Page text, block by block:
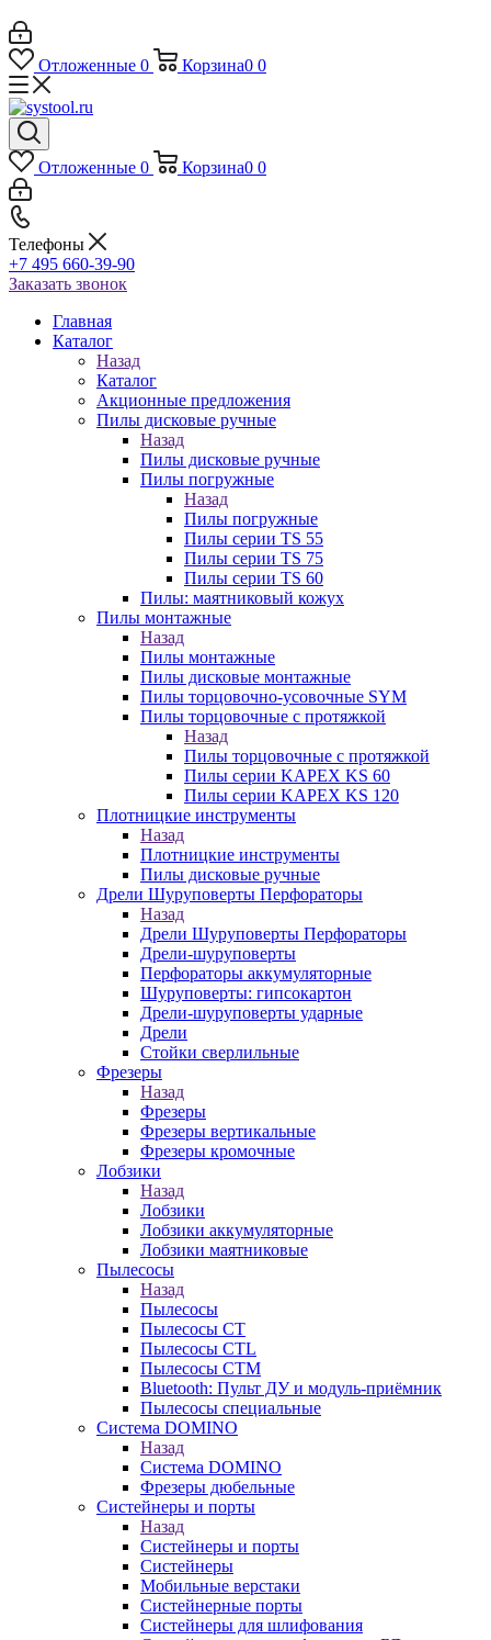
Отложенные 0 Корзина0 0
Отложенные 0 Корзина0 0
Телефоны
+7 495 660-39-90
Заказать звонок
Главная
Каталог
Назад
Каталог
Акционные предложения
Пилы дисковые ручные
Назад
Пилы дисковые ручные
Пилы погружные
Назад
Пилы погружные
Пилы серии TS 55
Пилы серии TS 75
Пилы серии TS 60
Пилы: маятниковый кожух
Пилы монтажные
Назад
Пилы монтажные
Пилы дисковые монтажные
Пилы торцовочно-усовочные SYM
Пилы торцовочные с протяжкой
Назад
Пилы торцовочные с протяжкой
Пилы серии KAPEX KS 60
Пилы серии KAPEX KS 120
Плотницкие инструменты
Назад
Плотницкие инструменты
Пилы дисковые ручные
Дрели Шуруповерты Перфораторы
Назад
Дрели Шуруповерты Перфораторы
Дрели-шуруповерты
Перфораторы аккумуляторные
Шуруповерты: гипсокартон
Дрели-шуруповерты ударные
Дрели
Стойки сверлильные
Фрезеры
Назад
Фрезеры
Фрезеры вертикальные
Фрезеры кромочные
Лобзики
Назад
Лобзики
Лобзики аккумуляторные
Лобзики маятниковые
Пылесосы
Назад
Пылесосы
Пылесосы CT
Пылесосы CTL
Пылесосы CTM
Bluetooth: Пульт ДУ и модуль-приёмник
Пылесосы специальные
Система DOMINO
Назад
Система DOMINO
Фрезеры дюбельные
Систейнеры и порты
Назад
Систейнеры и порты
Систейнеры
Мобильные верстаки
Систейнерные порты
Систейнеры для шлифования